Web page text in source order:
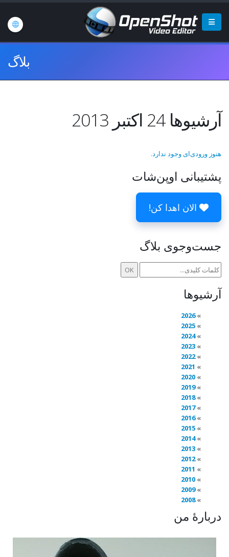
بلاگ
آرشیوها 24 اکتبر 2013
هنوز ورودی‌ای وجود ندارد.
پشتیبانی اوپن‌شات
الان اهدا کن!
جست‌وجوی بلاگ
آرشیوها
2026
2025
2024
2023
2022
2021
2020
2019
2018
2017
2016
2015
2014
2013
2012
2011
2010
2009
2008
دربارهٔ من